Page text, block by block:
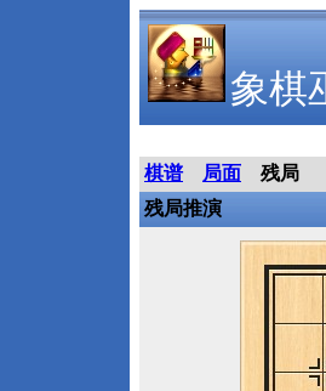
象棋
棋谱 局面
残局
残局推演